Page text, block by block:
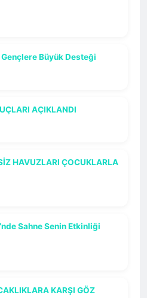
Büyük Desteği
AÇIKLANDI
HAVUZLARI ÇOCUKLARLA
Sahne Senin Etkinliği
KARŞI GÖZ